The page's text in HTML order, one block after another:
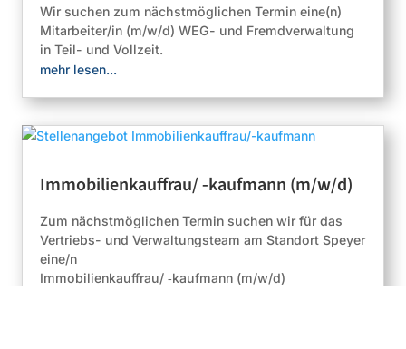
Wir suchen zum nächstmöglichen Termin eine(n)
Mitarbeiter/in (m/w/d) WEG- und Fremdverwaltung
in Teil- und Vollzeit.
mehr lesen...
Immobilienkauffrau/ ‑kaufmann (m/w/d)
Zum nächstmöglichen Termin suchen wir für das
Vertriebs- und Verwaltungsteam am Standort Speyer
eine/n
Immobilienkauffrau/ ‑kaufmann (m/w/d)